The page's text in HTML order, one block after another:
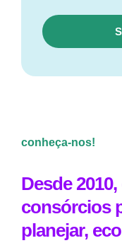
conheça-nos!
Desde
consórcios
planejar,